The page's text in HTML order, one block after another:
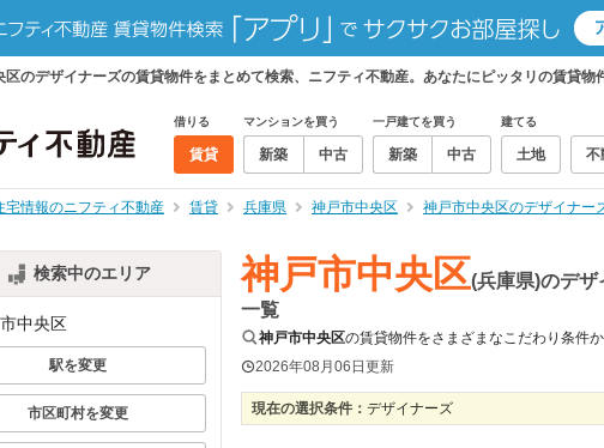
区のデザイナーズの賃貸物件をまとめて検索、ニフティ不動産。あなたにピッタリの賃貸物
借りる
賃貸
マンションを買う
新築 中古
一戸建てを買う
新築 中古
建てる
土地 不
宅情報のニフティ不動産 賃貸 兵庫県 神戸市中央区 神戸市中央区のデザイナー
検索中のエリア
中央区
駅を変更
市区町村を変更
神戸市中央区(兵庫県)のデ
一覧
神戸市中央区の賃貸物件をさまざまなこだわり条件か
2026年08月06日更新
現在の選択条件： デザイナーズ